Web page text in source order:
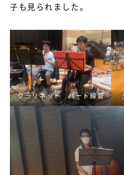
子も見られました。
クラリネット パート練習